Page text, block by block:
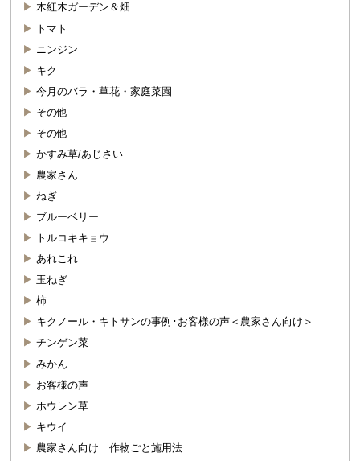
木紅木ガーデン＆畑
トマト
ニンジン
キク
今月のバラ・草花・家庭菜園
その他
その他
かすみ草/あじさい
農家さん
ねぎ
ブルーベリー
トルコキキョウ
あれこれ
玉ねぎ
柿
キクノール・キトサンの事例･お客様の声＜農家さん向け＞
チンゲン菜
みかん
お客様の声
ホウレン草
キウイ
農家さん向け 作物ごと施用法